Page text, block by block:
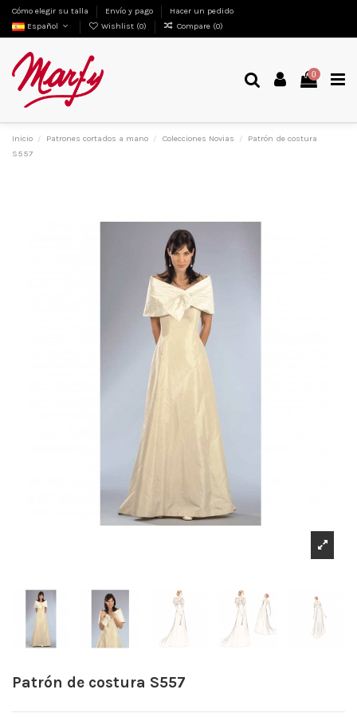
Cómo elegir su talla Envío y pago
Hacer un pedido
Español
Wishlist (0) Compare (0)
0
Inicio Patrones cortados a mano Colecciones Novias
Patrón de costura
S557
Patrón de costura S557